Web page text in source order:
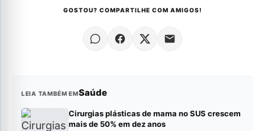
GOSTOU? COMPARTILHE COM AMIGOS!
LEIA TAMBÉM EMSaúde
Cirurgias plásticas de mama no SUS crescem
mais de 50% em dez anos